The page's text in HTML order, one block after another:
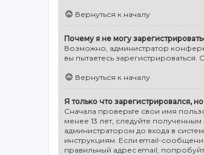
Вернуться к началу
Почему я не могу
Возможно, администратор
вы пытаетесь
Вернуться к началу
Я только что зарегистрировался,
Сначала проверьте свои имя
менее 13 лет, следуйте
администратором до входа в
инструкциям. Если email-
правильный адрес email,